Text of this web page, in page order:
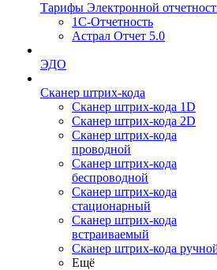
Тарифы Электронной
1С-Отчетность
Астрал Отчет 5.0
ЭДО
Сканер штрих-кода
Сканер штрих-кода 1D
Сканер штрих-кода 2D
Сканер штрих-кода
проводной
Сканер штрих-кода
беспроводной
Сканер штрих-кода
стационарный
Сканер штрих-кода
встраиваемый
Сканер штрих-кода
Ещё